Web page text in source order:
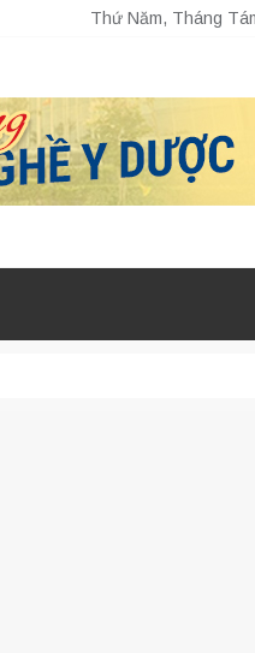
Thứ Năm, Tháng